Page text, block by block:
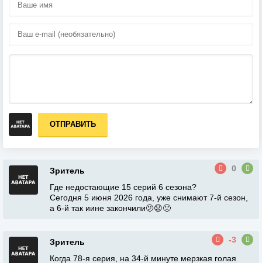
ОТПРАВИТЬ
Зритель
0
Где недостающие 15 серий 6 сезона?
Сегодня 5 июня 2026 года, уже снимают 7-й сезон,
а 6-й так иине закончили🫤😟🙁
Зритель
-3
Когда 78-я серия, на 34-й минуте мерзкая голая